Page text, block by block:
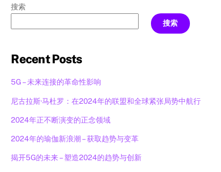
搜索
搜索
Recent Posts
5G – 未来连接的革命性影响
尼古拉斯·马杜罗：在2024年的联盟和全球紧张局势中航行
2024年正不断演变的正念领域
2024年的瑜伽新浪潮 – 获取趋势与变革
揭开5G的未来 – 塑造2024的趋势与创新